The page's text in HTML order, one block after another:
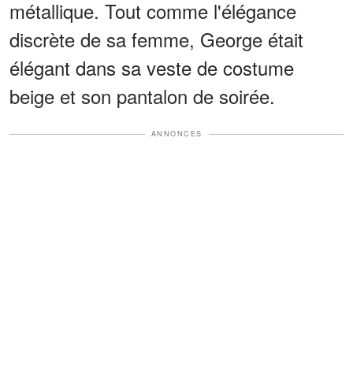
métallique. Tout comme l'élégance
discrète de sa femme, George était
élégant dans sa veste de costume
beige et son pantalon de soirée.
ANNONCES